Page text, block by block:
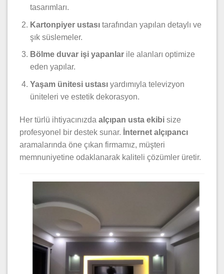
tasarımları.
Kartonpiyer ustasıtarafından yapılan detaylı ve
şık süslemeler.
Bölme duvar işi yapanlarile alanları optimize
eden yapılar.
Yaşam ünitesi ustasıyardımıyla televizyon
üniteleri ve estetik dekorasyon.
Her türlü ihtiyacınızda alçıpan usta ekibi size
profesyonel bir destek sunar. İnternet alçıpancı
aramalarında öne çıkan firmamız, müşteri
memnuniyetine odaklanarak kaliteli çözümler üretir.